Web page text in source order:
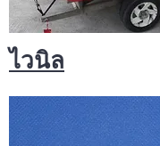
ไวนิล